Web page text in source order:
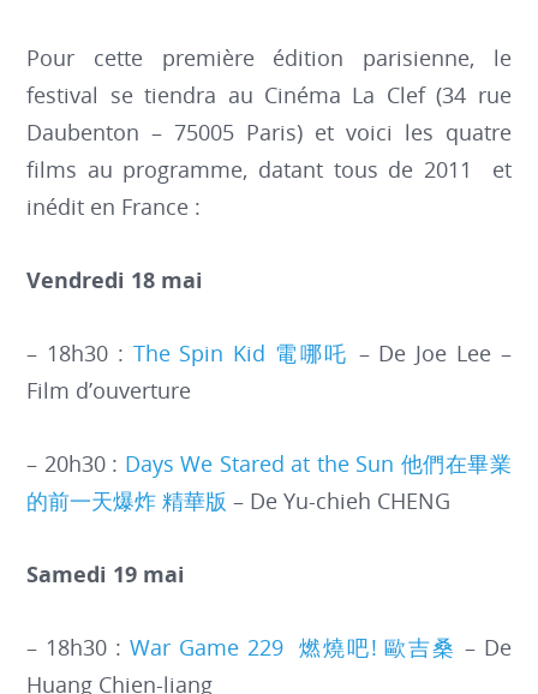
Pour cette première édition parisienne, le
festival se tiendra au Cinéma La Clef (34 rue
Daubenton – 75005 Paris) et voici les quatre
films au programme, datant tous de 2011 et
inédit en France :
Vendredi 18 mai
– 18h30 : The Spin Kid 電哪吒 – De Joe Lee –
Film d’ouverture
– 20h30 : Days We Stared at the Sun 他們在畢業
的前一天爆炸 精華版 – De Yu-chieh CHENG
Samedi 19 mai
– 18h30 : War Game 229 燃燒吧! 歐吉桑 – De
Huang Chien-liang